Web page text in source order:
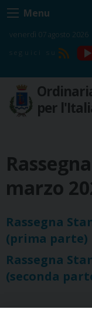
Skip
to
content
Menu
venerdì 07 agosto 2026
RSS
per
marzo
Rassegna
(prima parte)
Rassegna
(seconda